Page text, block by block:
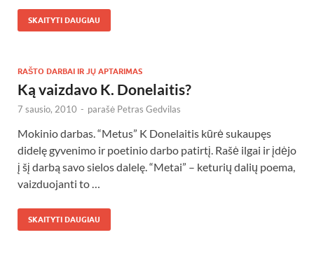
SKAITYTI DAUGIAU
RAŠTO DARBAI IR JŲ APTARIMAS
Ką vaizdavo K. Donelaitis?
7 sausio, 2010 - parašė Petras Gedvilas
Mokinio darbas. “Metus” K Donelaitis kūrė sukaupęs
didelę gyvenimo ir poetinio darbo patirtį. Rašė ilgai ir įdėjo
į šį darbą savo sielos dalelę. “Metai” – keturių dalių poema,
vaizduojanti to …
SKAITYTI DAUGIAU